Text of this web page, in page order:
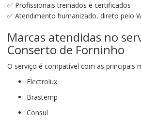
✅ Profissionais treinados e certificados
✅ Atendimento humanizado, direto pelo
Marcas atendidas no
Conserto de Forninho
O serviço é compatível com as principais
Electrolux
Brastemp
Consul